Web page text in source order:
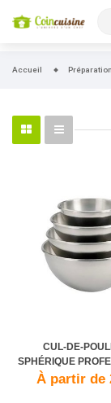
Accueil Préparation
CUL-DE-
SPHÉRIQUE
À partir de